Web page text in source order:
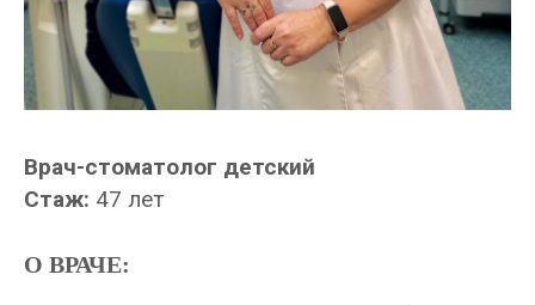
Врач-стоматолог детский
Стаж: 47 лет
О ВРАЧЕ: